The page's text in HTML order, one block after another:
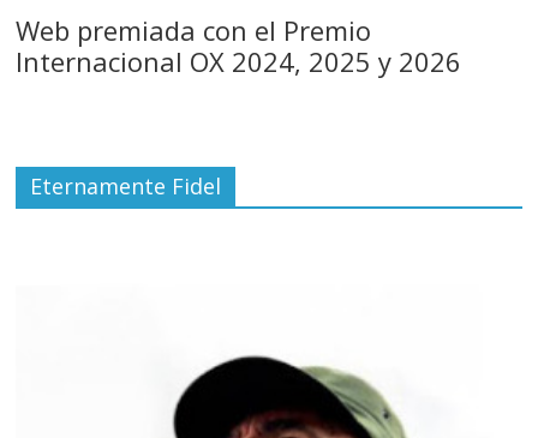
Web premiada con el Premio
Internacional OX 2024, 2025 y 2026
Eternamente Fidel